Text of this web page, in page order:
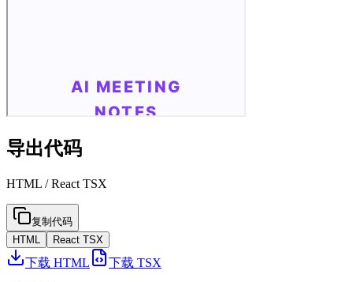
导出代码
HTML / React TSX
复制代码
HTML
React TSX
下载 HTML 下载 TSX